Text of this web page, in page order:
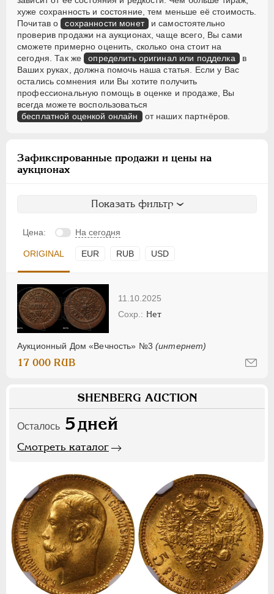
хуже сохранность и состояние, тем меньше её стоимость.
Почитав о сохранности монет и самостоятельно
проверив продажи на аукционах, чаще всего, Вы сами
сможете примерно оценить, сколько она стоит на
сегодня. Так же определить оригинал или подделка в
Ваших руках, должна помочь наша статья. Если у Вас
остались сомнения или Вы хотите получить
профессиональную помощь в оценке и продаже, Вы
всегда можете воспользоваться
бесплатной оценкой онлайн от наших партнёров.
Зафиксированные продажи и цены на
аукционах
Показать фильтр
Цена: На сегодня
ORIGINAL EUR RUB USD
11.10.2025
Аукционный Дом «Вечность» №3(интернет)
Нет
17 000 RUB
SHENBERG AUCTION
Осталось 5дней
Смотреть каталог